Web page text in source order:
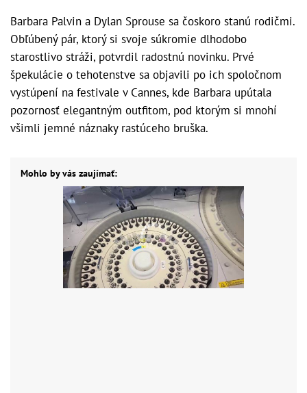
Barbara Palvin a Dylan Sprouse sa čoskoro stanú rodičmi.
Obľúbený pár, ktorý si svoje súkromie dlhodobo
starostlivo stráži, potvrdil radostnú novinku. Prvé
špekulácie o tehotenstve sa objavili po ich spoločnom
vystúpení na festivale v Cannes, kde Barbara upútala
pozornosť elegantným outfitom, pod ktorým si mnohí
všimli jemné náznaky rastúceho bruška.
Mohlo by vás zaujímať: